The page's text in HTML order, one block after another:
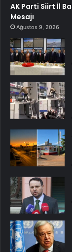
AK Parti Siirt İl
Mesajı
Ağustos 9, 2026